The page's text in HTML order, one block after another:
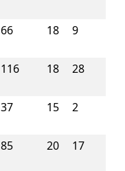
66 18 9
116 18 28
37 15 2
85 20 17